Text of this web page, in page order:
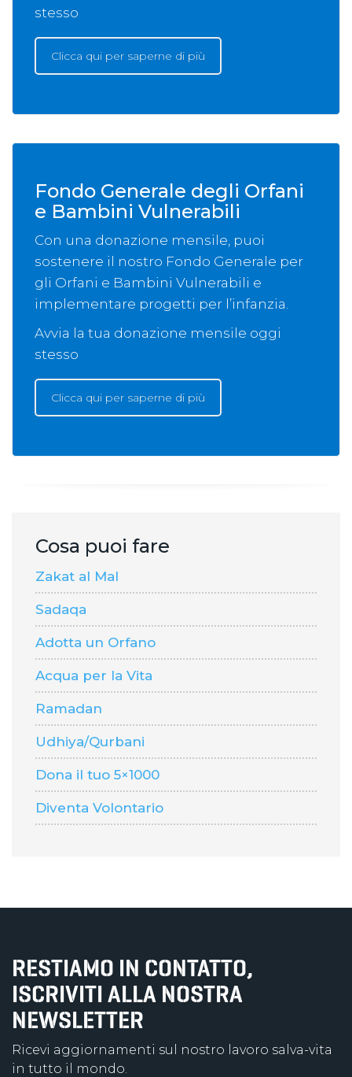
stesso
Clicca qui per saperne di più
Fondo Generale degli Orfani
e Bambini Vulnerabili
Con una donazione mensile, puoi
sostenere il nostro Fondo Generale per
gli Orfani e Bambini Vulnerabili e
implementare progetti per l’infanzia.
Avvia la tua donazione mensile oggi
stesso
Clicca qui per saperne di più
Cosa puoi fare
Zakat al Mal
Sadaqa
Adotta un Orfano
Acqua per la Vita
Ramadan
Udhiya/Qurbani
Dona il tuo 5×1000
Diventa Volontario
RESTIAMO IN CONTATTO,
ISCRIVITI ALLA NOSTRA
NEWSLETTER
Ricevi aggiornamenti sul nostro lavoro salva-vita
in tutto il mondo.